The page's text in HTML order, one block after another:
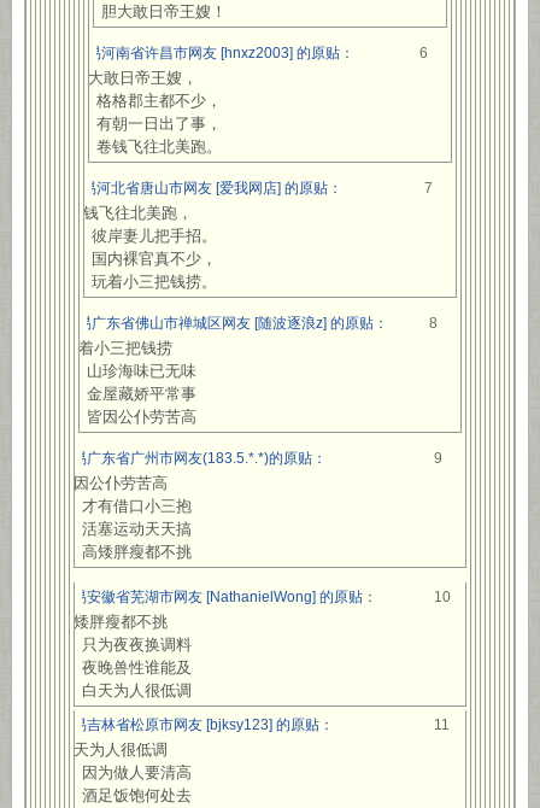
胆大敢日帝王嫂！
网易河南省许昌市网友 [hnxz2003] 的原贴： 6
胆大敢日帝王嫂，
格格郡主都不少，
有朝一日出了事，
卷钱飞往北美跑。
网易河北省唐山市网友 [爱我网店] 的原贴： 7
卷钱飞往北美跑，
彼岸妻儿把手招。
国内裸官真不少，
玩着小三把钱捞。
网易广东省佛山市禅城区网友 [随波逐浪z] 的原贴： 8
玩着小三把钱捞
山珍海味已无味
金屋藏娇平常事
皆因公仆劳苦高
网易广东省广州市网友(183.5.*.*)的原贴： 9
皆因公仆劳苦高
才有借口小三抱
活塞运动天天搞
高矮胖瘦都不挑
网易安徽省芜湖市网友 [NathanielWong] 的原贴： 10
高矮胖瘦都不挑
只为夜夜换调料
夜晚兽性谁能及
白天为人很低调
网易吉林省松原市网友 [bjksy123] 的原贴： 11
白天为人很低调
因为做人要清高
酒足饭饱何处去